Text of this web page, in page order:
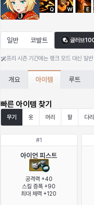
Q W E
일반 코발트 글러브
프리 시즌 기간에는 랭크 모드 대신 일
개요 아이템 루트
빠른 아이템 찾기
무기 옷 머리 팔 다리
#1
아이언 피스트
공격력 +40
스킬 증폭 +90
최대 체력 +120